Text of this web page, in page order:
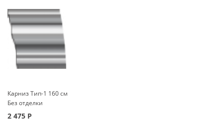
Карниз Тип-1 160 см
Без отделки
2 475 Р